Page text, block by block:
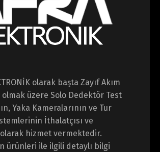
olarak başta Zayıf Akım
üzere Solo Dedektör Test
Yaka Kameralarının ve Tur
İthalatçısı ve
olarak hizmet vermektedir.
ürünleri ile ilgili detaylı bilgi